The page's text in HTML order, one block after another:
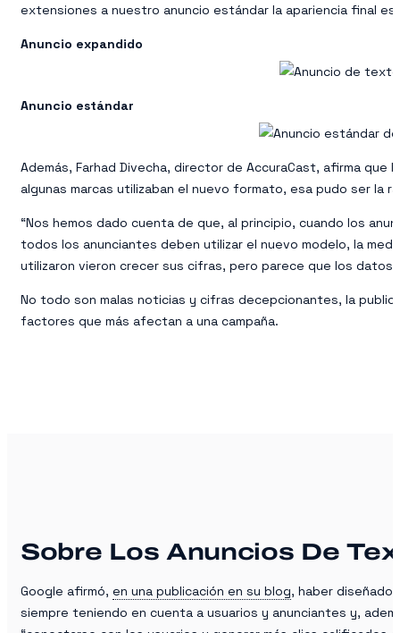
extensiones a nuestro anuncio estándar la apariencia final
Anuncio expandido
Anuncio estándar
Además, Farhad Divecha, director de AccuraCast, afirma
algunas marcas utilizaban el nuevo formato, esa pudo ser la
“Nos hemos dado cuenta de que, al principio, cuando los
todos los anunciantes deben utilizar el nuevo modelo, la
utilizaron vieron crecer sus cifras, pero parece que los datos
No todo son malas noticias y cifras decepcionantes, la
factores que más afectan a una campaña.
Sobre Los Anuncios De
Google afirmó, en una publicación en su blog, haber diseñado
siempre teniendo en cuenta a usuarios y anunciantes y,